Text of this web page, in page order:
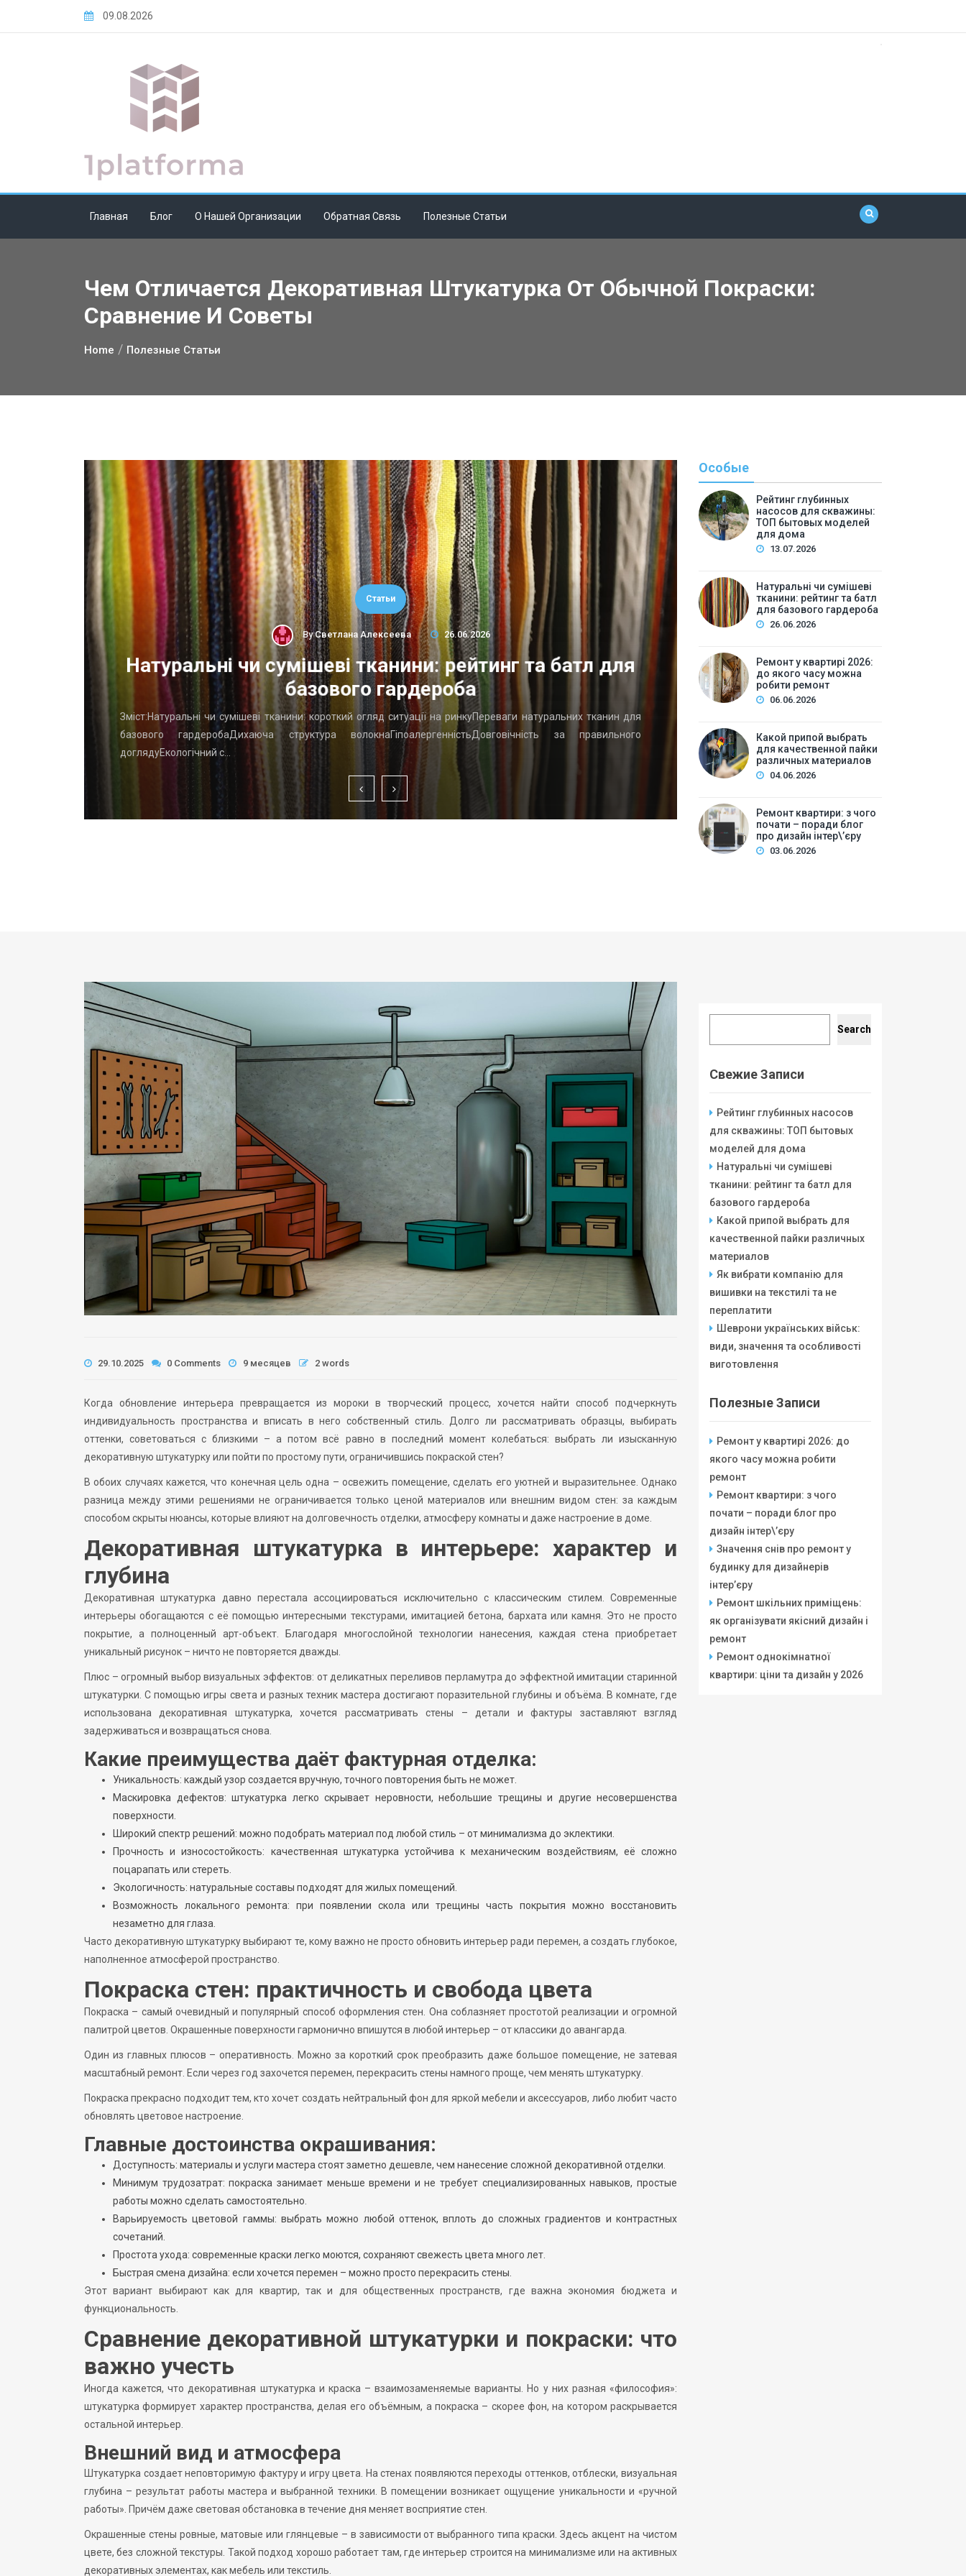
09.08.2026
Главная Блог О Нашей Организации Обратная Связь Полезные Статьи
Чем Отличается Декоративная Штукатурка От Обычной Покраски:
Сравнение И Советы
Home Полезные Статьи
Статьи
ByСветлана Алексеева 26.06.2026
Натуральні чи сумішеві тканини: рейтинг та батл для
базового гардероба
Зміст:Натуральні чи сумішеві тканини: короткий огляд ситуації на ринкуПереваги натуральних тканин для
базового гардеробаДихаюча структура волокнаГіпоалергенністьДовговічність за правильного
доглядуЕкологічний с…
Ремонт у квартирі 2026:
робіт та обладнанняЛегкий косметичний
вечірній часКори…
Особые
Рейтинг глубинных
насосов для скважины:
ТОП бытовых моделей
для дома
13.07.2026
Натуральні чи сумішеві
тканини: рейтинг та батл
для базового гардероба
26.06.2026
Ремонт у квартирі 2026:
до якого часу можна
робити ремонт
06.06.2026
Какой припой выбрать
для качественной пайки
различных материалов
04.06.2026
Ремонт квартири: з чого
почати – поради блог
про дизайн інтер\’єру
03.06.2026
29.10.2025 0 Comments 9 месяцев 2 words
Когда обновление интерьера превращается из мороки в творческий процесс, хочется найти способ подчеркнуть
индивидуальность пространства и вписать в него собственный стиль. Долго ли рассматривать образцы, выбирать
оттенки, советоваться с близкими – а потом всё равно в последний момент колебаться: выбрать ли изысканную
декоративную штукатурку или пойти по простому пути, ограничившись покраской стен?
В обоих случаях кажется, что конечная цель одна – освежить помещение, сделать его уютней и выразительнее. Однако
разница между этими решениями не ограничивается только ценой материалов или внешним видом стен: за каждым
способом скрыты нюансы, которые влияют на долговечность отделки, атмосферу комнаты и даже настроение в доме.
Декоративная штукатурка в интерьере: характер и
глубина
Декоративная штукатурка давно перестала ассоциироваться исключительно с классическим стилем. Современные
интерьеры обогащаются с её помощью интересными текстурами, имитацией бетона, бархата или камня. Это не просто
покрытие, а полноценный арт-объект. Благодаря многослойной технологии нанесения, каждая стена приобретает
уникальный рисунок – ничто не повторяется дважды.
Плюс – огромный выбор визуальных эффектов: от деликатных переливов перламутра до эффектной имитации старинной
штукатурки. С помощью игры света и разных техник мастера достигают поразительной глубины и объёма. В комнате, где
использована декоративная штукатурка, хочется рассматривать стены – детали и фактуры заставляют взгляд
задерживаться и возвращаться снова.
Какие преимущества даёт фактурная отделка:
Уникальность: каждый узор создается вручную, точного повторения быть не может.
Маскировка дефектов: штукатурка легко скрывает неровности, небольшие трещины и другие несовершенства
поверхности.
Широкий спектр решений: можно подобрать материал под любой стиль – от минимализма до эклектики.
Прочность и износостойкость: качественная штукатурка устойчива к механическим воздействиям, её сложно
поцарапать или стереть.
Экологичность: натуральные составы подходят для жилых помещений.
Возможность локального ремонта: при появлении скола или трещины часть покрытия можно восстановить
незаметно для глаза.
Часто декоративную штукатурку выбирают те, кому важно не просто обновить интерьер ради перемен, а создать глубокое,
наполненное атмосферой пространство.
Покраска стен: практичность и свобода цвета
Покраска – самый очевидный и популярный способ оформления стен. Она соблазняет простотой реализации и огромной
палитрой цветов. Окрашенные поверхности гармонично впишутся в любой интерьер – от классики до авангарда.
Один из главных плюсов – оперативность. Можно за короткий срок преобразить даже большое помещение, не затевая
масштабный ремонт. Если через год захочется перемен, перекрасить стены намного проще, чем менять штукатурку.
Покраска прекрасно подходит тем, кто хочет создать нейтральный фон для яркой мебели и аксессуаров, либо любит часто
обновлять цветовое настроение.
Главные достоинства окрашивания:
Доступность: материалы и услуги мастера стоят заметно дешевле, чем нанесение сложной декоративной отделки.
Минимум трудозатрат: покраска занимает меньше времени и не требует специализированных навыков, простые
работы можно сделать самостоятельно.
Варьируемость цветовой гаммы: выбрать можно любой оттенок, вплоть до сложных градиентов и контрастных
сочетаний.
Простота ухода: современные краски легко моются, сохраняют свежесть цвета много лет.
Быстрая смена дизайна: если хочется перемен – можно просто перекрасить стены.
Этот вариант выбирают как для квартир, так и для общественных пространств, где важна экономия бюджета и
функциональность.
Сравнение декоративной штукатурки и покраски: что
важно учесть
Иногда кажется, что декоративная штукатурка и краска – взаимозаменяемые варианты. Но у них разная «философия»:
штукатурка формирует характер пространства, делая его объёмным, а покраска – скорее фон, на котором раскрывается
остальной интерьер.
Внешний вид и атмосфера
Штукатурка создает неповторимую фактуру и игру цвета. На стенах появляются переходы оттенков, отблески, визуальная
глубина – результат работы мастера и выбранной техники. В помещении возникает ощущение уникальности и «ручной
работы». Причём даже световая обстановка в течение дня меняет восприятие стен.
Окрашенные стены ровные, матовые или глянцевые – в зависимости от выбранного типа краски. Здесь акцент на чистом
цвете, без сложной текстуры. Такой подход хорошо работает там, где интерьер строится на минимализме или на активных
декоративных элементах, как мебель или текстиль.
Search
Свежие Записи
Рейтинг глубинных насосов
для скважины: ТОП бытовых
моделей для дома
Натуральні чи сумішеві
тканини: рейтинг та батл для
базового гардероба
Какой припой выбрать для
качественной пайки различных
материалов
Як вибрати компанію для
вишивки на текстилі та не
переплатити
Шеврони українських військ:
види, значення та особливості
виготовлення
Полезные Записи
Ремонт у квартирі 2026: до
якого часу можна робити
ремонт
Ремонт квартири: з чого
почати – поради блог про
дизайн інтер\’єру
Значення снів про ремонт у
будинку для дизайнерів
інтер’єру
Ремонт шкільних приміщень:
як організувати якісний дизайн і
ремонт
Ремонт однокімнатної
квартири: ціни та дизайн у 2026